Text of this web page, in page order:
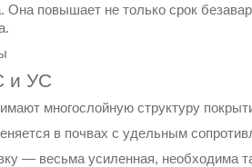
Она повышает не только срок
и УС
многослойную структуру
в почвах с удельным
— весьма усиленная, необходима